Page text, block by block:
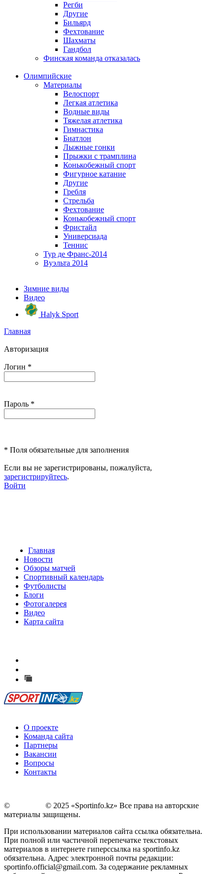
Регби
Другие
Бильярд
Фехтование
Шахматы
Гандбол
Финская команда отказалась
Олимпийские
Материалы
Велоспорт
Легкая атлетика
Водные виды
Тяжелая атлетика
Гимнастика
Биатлон
Лыжные гонки
Прыжки с трамплина
Конькобежный спорт
Фигурное катание
Другие
Гребля
Стрельба
Фехтование
Конькобежный спорт
Фристайл
Универсиада
Теннис
Тур де Франс-2014
Вуэльта 2014
Зимние виды
Видео
Halyk Sport
Главная
Авторизация
Логин *
Пароль *
* Поля обязательные для заполнения
Если вы не зарегистрированы, пожалуйста,
зарегистрируйтесь.
Войти
Главная
Новости
Обзоры матчей
Спортивный календарь
Футболисты
Блоги
Фотогалерея
Видео
Карта сайта
О проекте
Команда сайта
Партнеры
Вакансии
Вопросы
Контакты
©
© 2025 «Sportinfo.kz» Все права на авторские
материалы защищены.
При использовании материалов сайта ссылка обязательна.
При полной или частичной перепечатке текстовых
материалов в интернете гиперссылка на sportinfo.kz
обязательна. Адрес электронной почты редакции:
sportinfo.official@gmail.com. За содержание рекламных